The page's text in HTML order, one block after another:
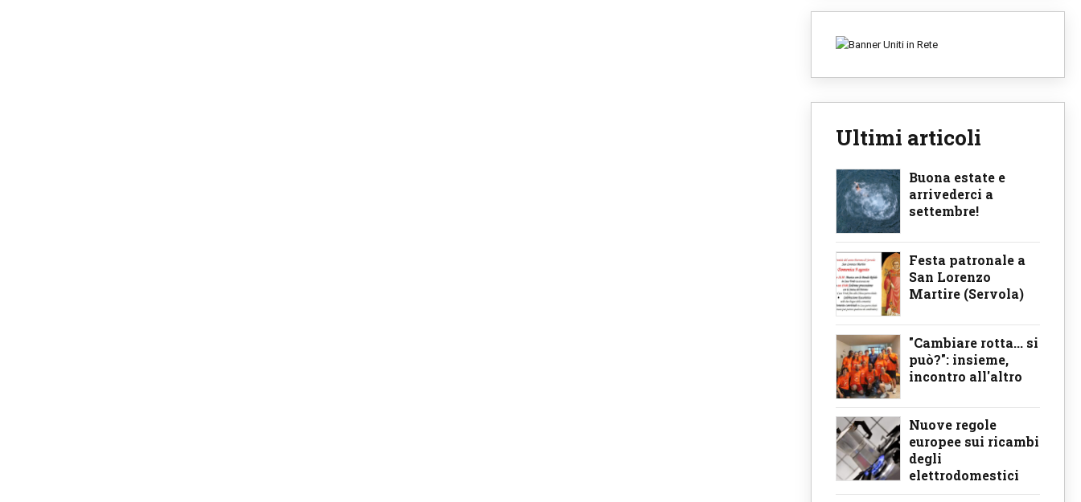
Ultimi articoli
Buona estate e
arrivederci a
settembre!
Festa patronale a
San Lorenzo
Martire (Servola)
"Cambiare rotta... si
può?": insieme,
incontro all'altro
Nuove regole
europee sui ricambi
degli
elettrodomestici